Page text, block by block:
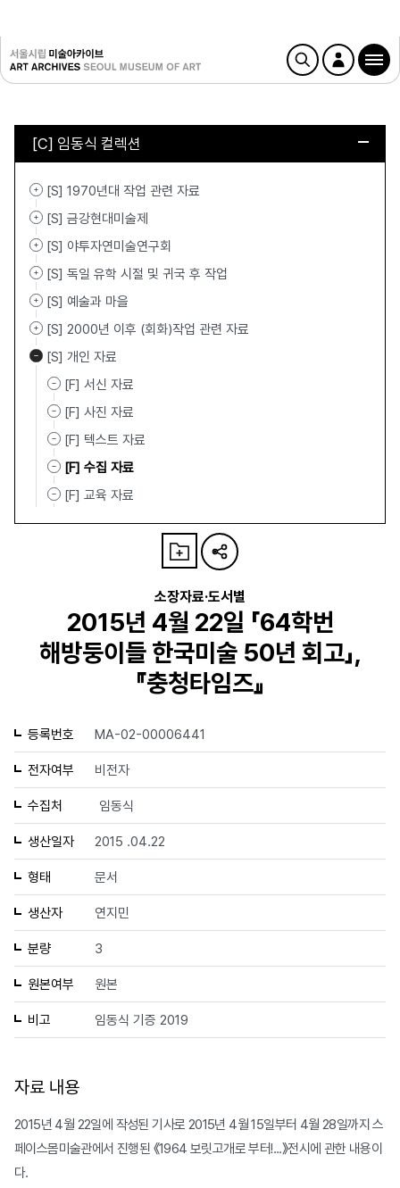
[C] 임동식 컬렉션
[S] 1970년대 작업 관련 자료
[S] 금강현대미술제
[S] 야투자연미술연구회
[S] 독일 유학 시절 및 귀국 후 작업
[S] 예술과 마을
[S] 2000년 이후 (회화)작업 관련 자료
[S] 개인 자료
[F] 서신 자료
[F] 사진 자료
[F] 텍스트 자료
[F] 수집 자료
[F] 교육 자료
소장자료·도서별
2015년 4월 22일 「64학번
해방둥이들 한국미술 50년 회고」,
『충청타임즈』
등록번호 MA-02-00006441
전자여부 비전자
수집처 임동식
생산일자 2015 .04.22
형태 문서
생산자 연지민
분량 3
원본여부 원본
비고 임동식 기증 2019
자료 내용
2015년 4월 22일에 작성된 기사로 2015년 4월 15일부터 4월 28일까지 스
페이스몸미술관에서 진행된 《1964 보릿고개로 부터!...》전시에 관한 내용이
다.